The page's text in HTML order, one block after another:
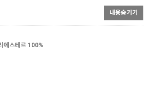
내용숨기기
스테르 100%